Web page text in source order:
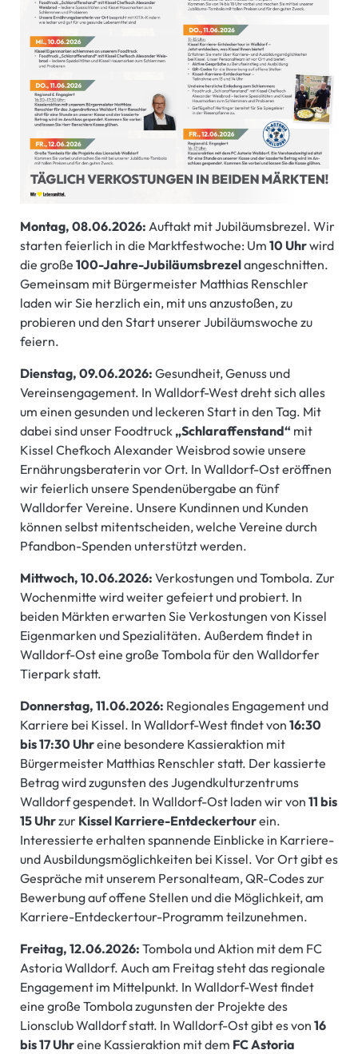
Montag, 08.06.2026: Auftakt mit Jubiläumsbrezel. Wir
starten feierlich in die Marktfestwoche: Um 10 Uhrwird
die große 100-Jahre-Jubiläumsbrezelangeschnitten.
Gemeinsam mit Bürgermeister Matthias Renschler
laden wir Sie herzlich ein, mit uns anzustoßen, zu
probieren und den Start unserer Jubiläumswoche zu
feiern.
Dienstag, 09.06.2026: Gesundheit, Genuss und
Vereinsengagement. In Walldorf-West dreht sich alles
um einen gesunden und leckeren Start in den Tag. Mit
dabei sind unser Foodtruck „Schlaraffenstand“ mit
Kissel Chefkoch Alexander Weisbrod sowie unsere
Ernährungsberaterin vor Ort. In Walldorf-Ost eröffnen
wir feierlich unsere Spendenübergabe an fünf
Walldorfer Vereine. Unsere Kundinnen und Kunden
können selbst mitentscheiden, welche Vereine durch
Pfandbon-Spenden unterstützt werden.
Mittwoch, 10.06.2026: Verkostungen und Tombola. Zur
Wochenmitte wird weiter gefeiert und probiert. In
beiden Märkten erwarten Sie Verkostungen von Kissel
Eigenmarken und Spezialitäten. Außerdem findet in
Walldorf-Ost eine große Tombola für den Walldorfer
Tierpark statt.
Donnerstag, 11.06.2026: Regionales Engagement und
Karriere bei Kissel. In Walldorf-West findet von 16:30
bis 17:30 Uhreine besondere Kassieraktion mit
Bürgermeister Matthias Renschler statt. Der kassierte
Betrag wird zugunsten des Jugendkulturzentrums
Walldorf gespendet. In Walldorf-Ost laden wir von 11 bis
15 Uhrzur Kissel Karriere-Entdeckertourein.
Interessierte erhalten spannende Einblicke in Karriere-
und Ausbildungsmöglichkeiten bei Kissel. Vor Ort gibt es
Gespräche mit unserem Personalteam, QR-Codes zur
Bewerbung auf offene Stellen und die Möglichkeit, am
Karriere-Entdeckertour-Programm teilzunehmen.
Freitag, 12.06.2026: Tombola und Aktion mit dem FC
Astoria Walldorf. Auch am Freitag steht das regionale
Engagement im Mittelpunkt. In Walldorf-West findet
eine große Tombola zugunsten der Projekte des
Lionsclub Walldorf statt. In Walldorf-Ost gibt es von 16
bis 17 Uhreine Kassieraktion mit dem FC Astoria